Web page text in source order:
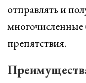
отправлять и
препятствия.